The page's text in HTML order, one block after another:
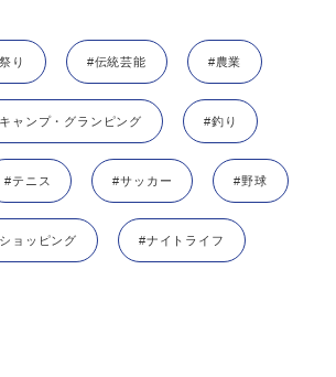
り #伝統芸能 #農業
ャンプ・グランピング #釣り
#テニス #サッカー #野球
ョッピング #ナイトライフ